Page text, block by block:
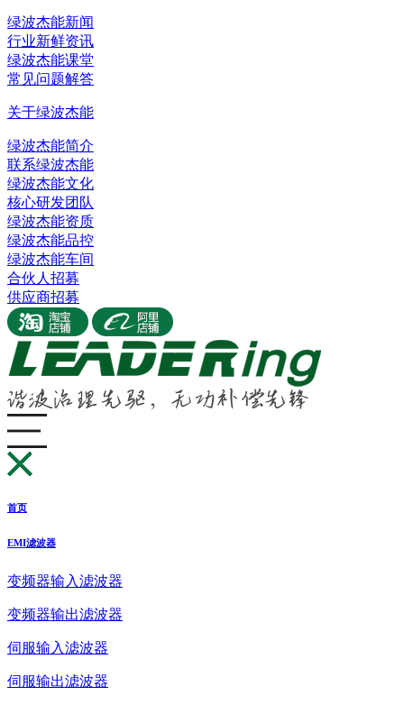
绿波杰能新闻
行业新鲜资讯
绿波杰能课堂
常见问题解答
关于绿波杰能
绿波杰能简介
联系绿波杰能
绿波杰能文化
核心研发团队
绿波杰能资质
绿波杰能品控
绿波杰能车间
合伙人招募
供应商招募
首页
EMI滤波器
变频器输入滤波器
变频器输出滤波器
伺服输入滤波器
伺服输出滤波器